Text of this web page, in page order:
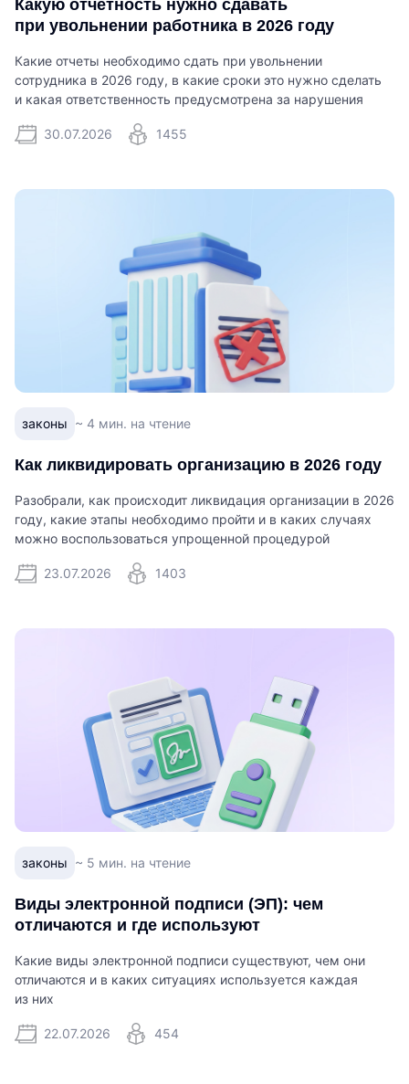
Какую отчетность нужно сдавать
при увольнении работника в 2026 году
Какие отчеты необходимо сдать при увольнении
сотрудника в 2026 году, в какие сроки это нужно сделать
и какая ответственность предусмотрена за нарушения
30.07.2026 1455
законы ~ 4 мин. на чтение
Как ликвидировать организацию в 2026 году
Разобрали, как происходит ликвидация организации в 2026
году, какие этапы необходимо пройти и в каких случаях
можно воспользоваться упрощенной процедурой
23.07.2026 1403
законы ~ 5 мин. на чтение
Виды электронной подписи (ЭП): чем
отличаются и где используют
Какие виды электронной подписи существуют, чем они
отличаются и в каких ситуациях используется каждая
из них
22.07.2026 454